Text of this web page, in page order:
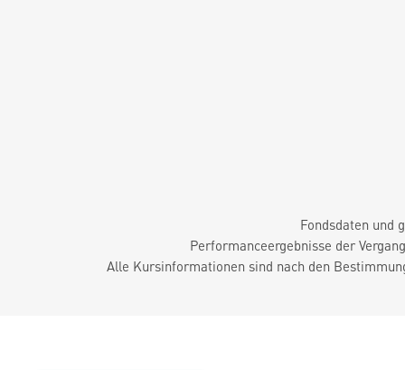
Fondsdaten und
Performanceergebnisse der
Alle Kursinformationen sind nach den